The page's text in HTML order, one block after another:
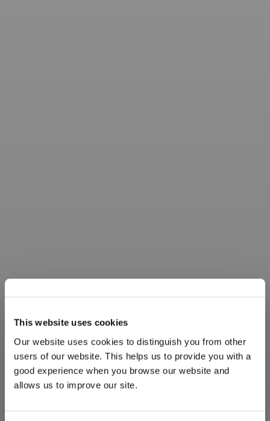
This website uses cookies
Our website uses cookies to distinguish you from other
users of our website. This helps us to provide you with a
good experience when you browse our website and
allows us to improve our site.